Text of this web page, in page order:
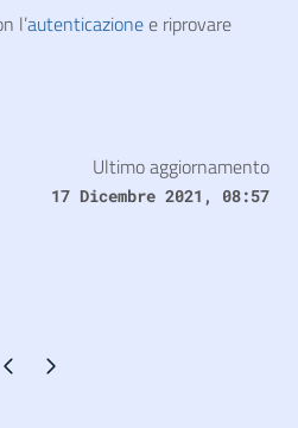
l’autenticazionee riprovare
Ultimo aggiornamento
17 Dicembre 2021, 08:57
Pagina successiva